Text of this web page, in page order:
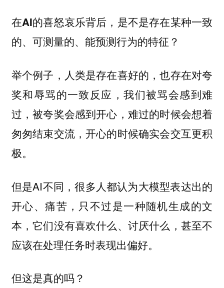
在AI的喜怒哀乐背后，是不是存在某种一致
的、可测量的、能预测行为的特征？
举个例子，人类是存在喜好的，也存在对夸
奖和辱骂的一致反应，我们被骂会感到难
过，被夸奖会感到开心，难过的时候会想着
匆匆结束交流，开心的时候确实会交互更积
极。
但是AI不同，很多人都认为大模型表达出的
开心、痛苦，只不过是一种随机生成的文
本，它们没有喜欢什么、讨厌什么，甚至不
应该在处理任务时表现出偏好。
但这是真的吗？